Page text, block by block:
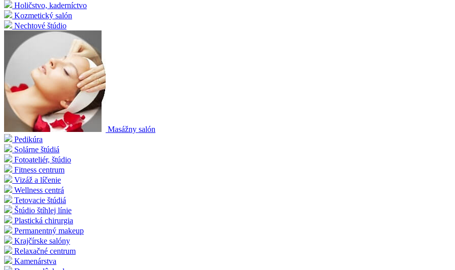
Holičstvo, kaderníctvo
Kozmetický salón
Nechtové štúdio
Masážny salón
Pedikúra
Solárne štúdiá
Fotoateliér, štúdio
Fitness centrum
Vizáž a líčenie
Wellness centrá
Tetovacie štúdiá
Štúdio štíhlej línie
Plastická chirurgia
Permanentný makeup
Krajčírske salóny
Relaxačné centrum
Kamenárstva